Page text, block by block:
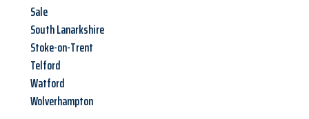
Sale
South Lanarkshire
Stoke-on-Trent
Telford
Watford
Wolverhampton